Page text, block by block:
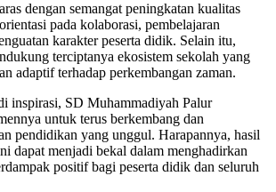
dengan semangat peningkatan kualitas
pada kolaborasi, pembelajaran
karakter peserta didik. Selain itu,
terciptanya ekosistem sekolah yang
adaptif terhadap perkembangan zaman.
inspirasi, SD Muhammadiyah Palur
untuk terus berkembang dan
pendidikan yang unggul. Harapannya, hasil
dapat menjadi bekal dalam menghadirkan
positif bagi peserta didik dan seluruh